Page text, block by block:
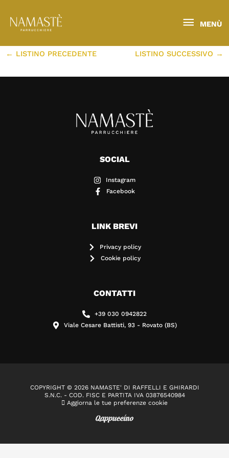
CONTENUTO
Menù
MENÙ
Di GILDA GHIRARDI
articoli
← LISTINO PRECEDENTE LISTINO SUCCESSIVO →
SOCIAL
Instagram
Facebook
LINK BREVI
Privacy policy
Cookie policy
CONTATTI
+39 030 0942822
Viale Cesare Battisti, 93 - Rovato (BS)
COPYRIGHT © 2026 NAMASTE' DI RAFFELLI E GHIRARDI
S.N.C. - COD. FISC E PARTITA IVA 03876540984
Aggiorna le tue preferenze cookie